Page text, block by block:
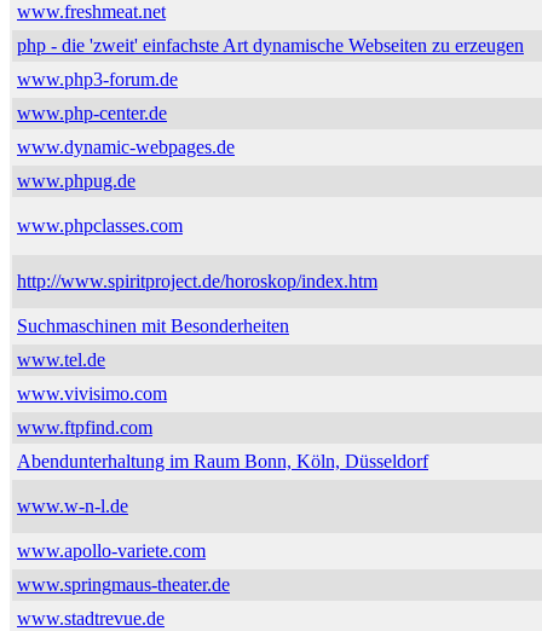
www.freshmeat.net
php - die 'zweit' einfachste Art dynamische Webseiten zu erzeugen
www.php3-forum.de
www.php-center.de
www.dynamic-webpages.de
www.phpug.de
www.phpclasses.com
http://www.spiritproject.de/horoskop/index.htm
Suchmaschinen mit Besonderheiten
www.tel.de
www.vivisimo.com
www.ftpfind.com
Abendunterhaltung im Raum Bonn, Köln, Düsseldorf
www.w-n-l.de
www.apollo-variete.com
www.springmaus-theater.de
www.stadtrevue.de